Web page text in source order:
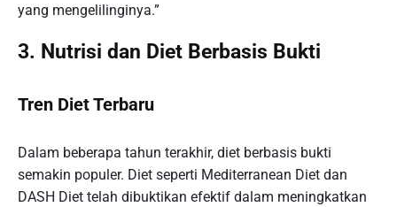
yang mengelilinginya.”
3. Nutrisi dan Diet Berbasis Bukti
Tren Diet Terbaru
Dalam beberapa tahun terakhir, diet berbasis bukti
semakin populer. Diet seperti Mediterranean Diet dan
DASH Diet telah dibuktikan efektif dalam meningkatkan